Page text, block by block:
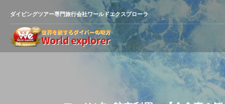
ダイビングツアー専門旅行会社ワールドエクスプローラ